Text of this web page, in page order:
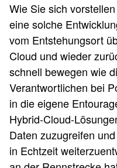
Wie Sie sich
eine solche
vom Entstehungsort
Cloud und wieder
schnell bewegen wie
Verantwortlichen bei
in die eigene
Hybrid-Cloud-
Daten zuzugreifen
in Echtzeit